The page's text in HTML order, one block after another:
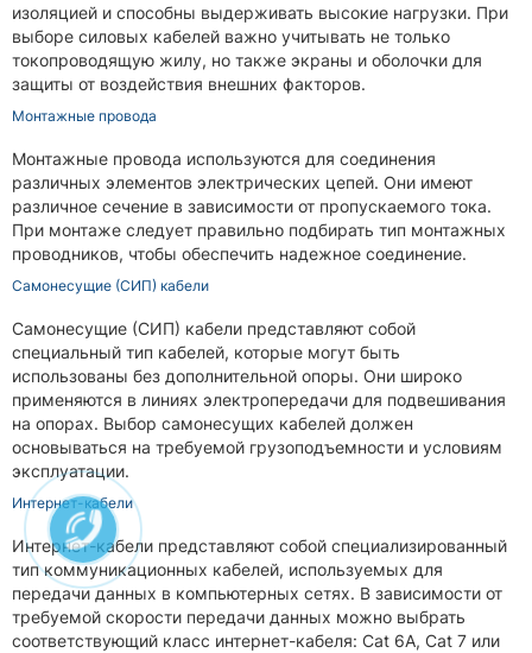
изоляцией и способны выдерживать высокие нагрузки. При
выборе силовых кабелей важно учитывать не только
токопроводящую жилу, но также экраны и оболочки для
защиты от воздействия внешних факторов.
Монтажные провода
Монтажные провода используются для соединения
различных элементов электрических цепей. Они имеют
различное сечение в зависимости от пропускаемого тока.
При монтаже следует правильно подбирать тип монтажных
проводников, чтобы обеспечить надежное соединение.
Самонесущие (СИП) кабели
Самонесущие (СИП) кабели представляют собой
специальный тип кабелей, которые могут быть
использованы без дополнительной опоры. Они широко
применяются в линиях электропередачи для подвешивания
на опорах. Выбор самонесущих кабелей должен
основываться на требуемой грузоподъемности и условиям
эксплуатации.
Интернет-кабели
Интернет-кабели представляют собой специализированный
тип коммуникационных кабелей, используемых для
передачи данных в компьютерных сетях. В зависимости от
требуемой скорости передачи данных можно выбрать
соответствующий класс интернет-кабеля: Cat 6A, Cat 7 или